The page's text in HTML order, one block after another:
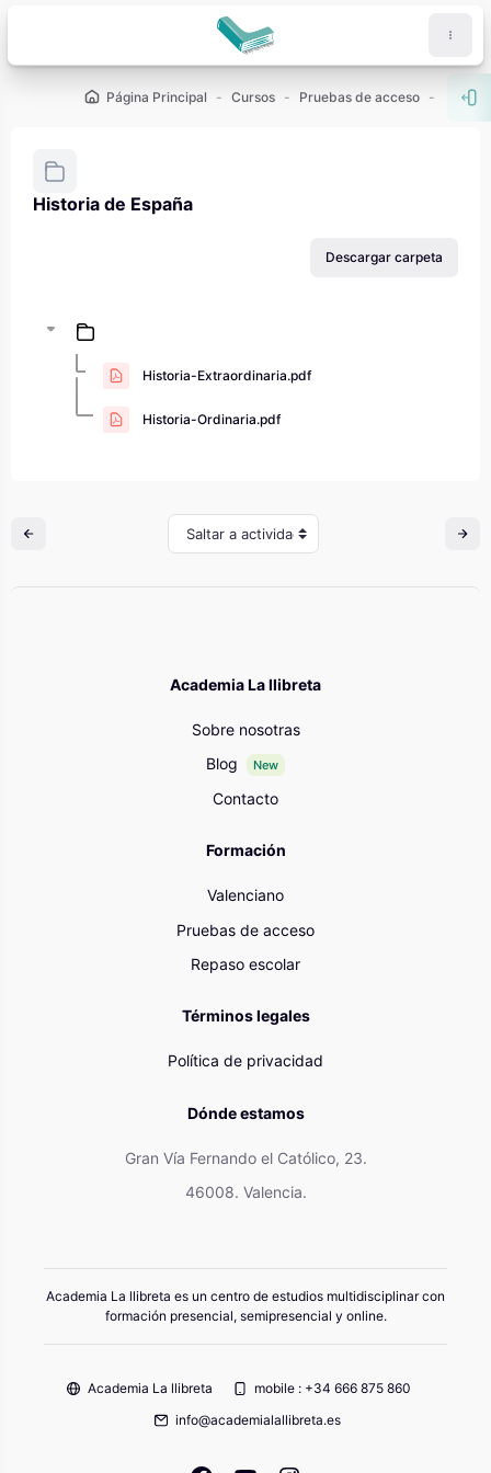
Página Principal Cursos Pruebas de acceso PAU -
Historia de España
Descargar carpeta
Historia-Extraordinaria.pdf
Historia-Ordinaria.pdf
Saltar a actividad
Academia La llibreta
Sobre nosotras
Blog
New
Contacto
Formación
Valenciano
Pruebas de acceso
Repaso escolar
Términos legales
Política de privacidad
Dónde estamos
Gran Vía Fernando el Católico, 23.
46008. Valencia.
Academia La llibreta es un centro de estudios multidisciplinar con
formación presencial, semipresencial y online.
Academia La llibreta
mobile : +34 666 875 860
info@academialallibreta.es